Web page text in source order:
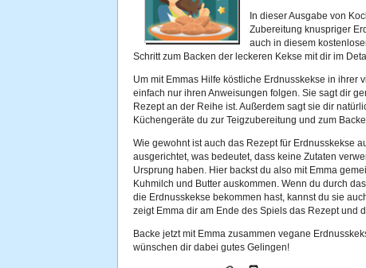
In dieser Ausgabe von
Zubereitung knuspriger
auch in diesem
Schritt zum Backen der leckeren Kekse mit dir im
Um mit Emmas Hilfe köstliche Erdnusskekse in ihrer
einfach nur ihren Anweisungen folgen. Sie sagt dir
Rezept an der Reihe ist. Außerdem sagt sie dir
Küchengeräte du zur Teigzubereitung und zum
Wie gewohnt ist auch das Rezept für Erdnusskekse
ausgerichtet, was bedeutet, dass keine Zutaten
Ursprung haben. Hier backst du also mit Emma
Kuhmilch und Butter auskommen. Wenn du durch
die Erdnusskekse bekommen hast, kannst du sie
zeigt Emma dir am Ende des Spiels das Rezept und
Backe jetzt mit Emma zusammen vegane
wünschen dir dabei gutes Gelingen!